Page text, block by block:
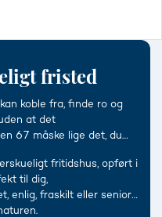
fristed
koble fra, finde ro og
at det
67 måske lige det, du
fritidshus, opført i
til dig,
enlig, fraskilt eller senior